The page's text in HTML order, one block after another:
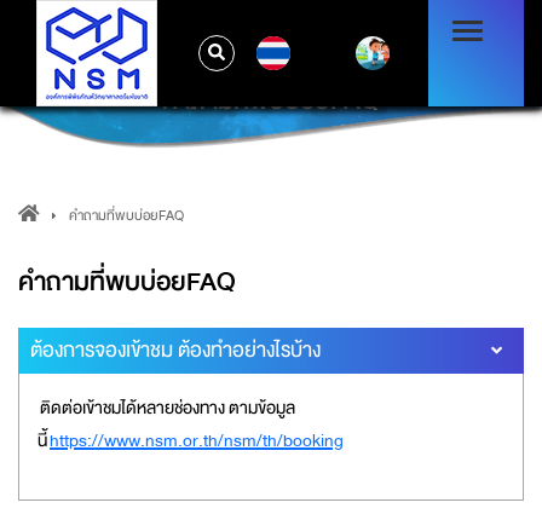
คำถามที่พบบ่อยFAQ
คำถามที่พบบ่อยFAQ
คำถามที่พบบ่อยFAQ
ต้องการจองเข้าชม ต้องทำอย่างไรบ้าง
ติดต่อเข้าชมได้หลายช่องทาง ตามข้อมูล
นี้https://www.nsm.or.th/nsm/th/booking